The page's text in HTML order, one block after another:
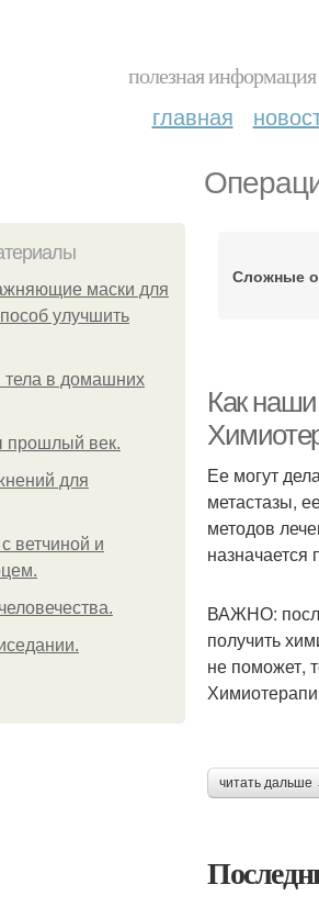
полезная
главная
маски для
улучшить
тела в домашних
прошлый век.
для
ветчиной и
Сложные
Как
Ее могут
метастазы,
методов
назначается
ВАЖНО:
получить
не поможет,
читать дальше